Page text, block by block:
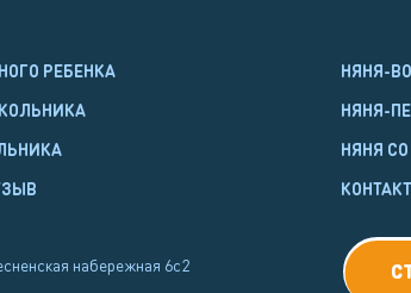
набережная 6с2
РЕБЕНКА
НЯНЯ-
НЯНЯ-
НЯНЯ